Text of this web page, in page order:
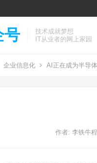
号
技术成就梦想
IT从业者的网上家园
企业信息化 AI正在成为半导
作者: 李铁牛